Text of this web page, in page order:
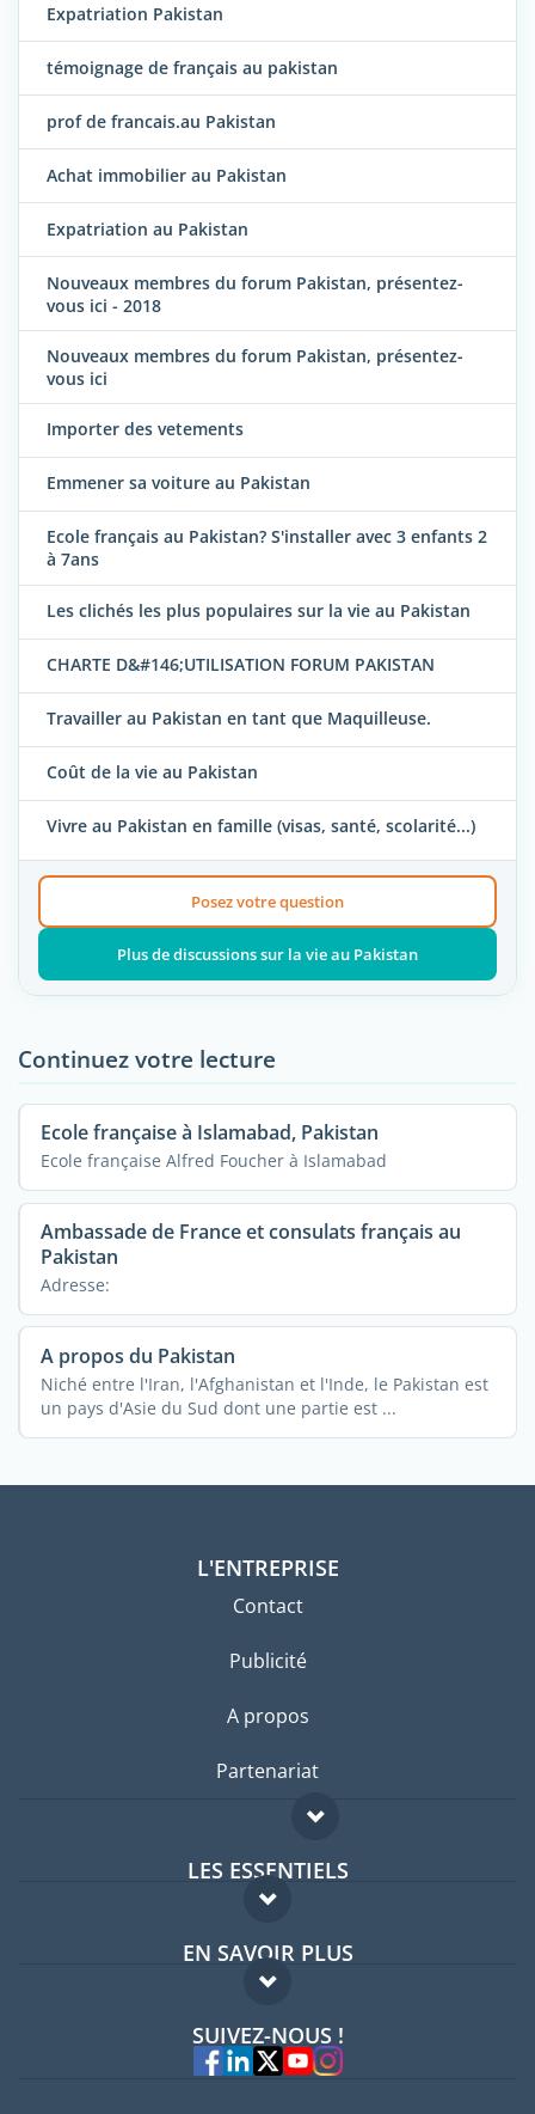
Expatriation Pakistan
témoignage de français au pakistan
prof de francais.au Pakistan
Achat immobilier au Pakistan
Expatriation au Pakistan
Nouveaux membres du forum Pakistan, présentez-
vous ici - 2018
Nouveaux membres du forum Pakistan, présentez-
vous ici
Importer des vetements
Emmener sa voiture au Pakistan
Ecole français au Pakistan? S'installer avec 3 enfants 2
à 7ans
Les clichés les plus populaires sur la vie au Pakistan
CHARTE D&#146;UTILISATION FORUM PAKISTAN
Travailler au Pakistan en tant que Maquilleuse.
Coût de la vie au Pakistan
Vivre au Pakistan en famille (visas, santé, scolarité...)
Posez votre question
Plus de discussions sur la vie au Pakistan
Continuez votre lecture
Ecole française à Islamabad, Pakistan
Ecole française Alfred Foucher à Islamabad
Ambassade de France et consulats français au
Pakistan
Adresse:
A propos du Pakistan
Niché entre l'Iran, l'Afghanistan et l'Inde, le Pakistan est
un pays d'Asie du Sud dont une partie est ...
L'ENTREPRISE
Contact
Publicité
A propos
Partenariat
LES ESSENTIELS
Forum expatriés
Guides pays
EN SAVOIR PLUS
FAQ
Experts
SUIVEZ-NOUS !